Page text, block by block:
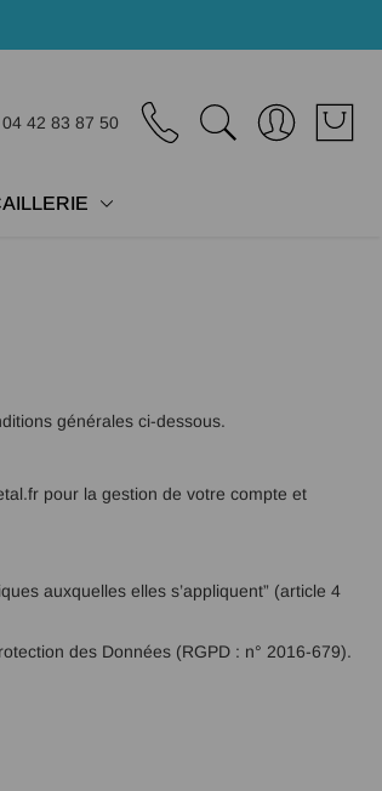
04 42 83 87 50
générales ci-dessous.
pour la gestion de votre compte et
auxquelles elles s’appliquent” (article 4
des Données (RGPD : n° 2016-679).